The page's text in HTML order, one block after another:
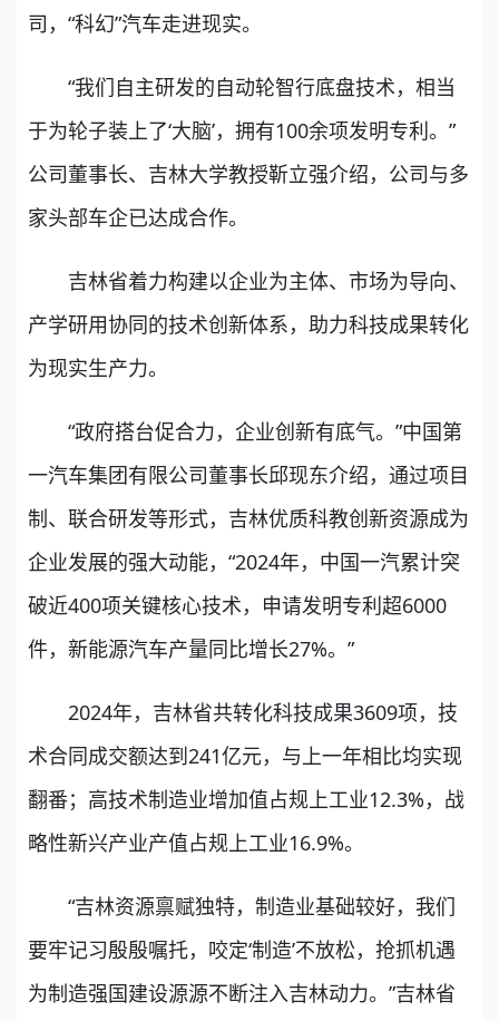
司，“科幻”汽车走进现实。
“我们自主研发的自动轮智行底盘技术，相当
于为轮子装上了‘大脑’，拥有100余项发明专利。”
公司董事长、吉林大学教授靳立强介绍，公司与多
家头部车企已达成合作。
吉林省着力构建以企业为主体、市场为导向、
产学研用协同的技术创新体系，助力科技成果转化
为现实生产力。
“政府搭台促合力，企业创新有底气。”中国第
一汽车集团有限公司董事长邱现东介绍，通过项目
制、联合研发等形式，吉林优质科教创新资源成为
企业发展的强大动能，“2024年，中国一汽累计突
破近400项关键核心技术，申请发明专利超6000
件，新能源汽车产量同比增长27%。”
2024年，吉林省共转化科技成果3609项，技
术合同成交额达到241亿元，与上一年相比均实现
翻番；高技术制造业增加值占规上工业12.3%，战
略性新兴产业产值占规上工业16.9%。
“吉林资源禀赋独特，制造业基础较好，我们
要牢记习殷殷嘱托，咬定‘制造’不放松，抢抓机遇
为制造强国建设源源不断注入吉林动力。”吉林省